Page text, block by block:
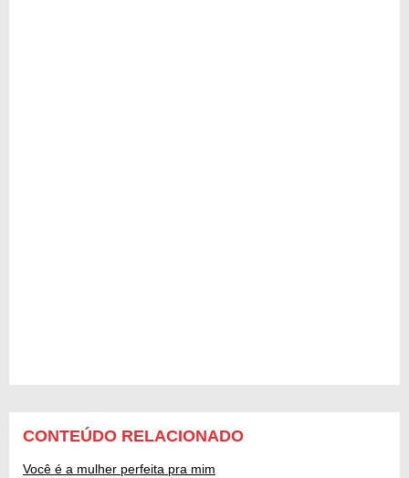
CONTEÚDO RELACIONADO
Você é a mulher perfeita pra mim